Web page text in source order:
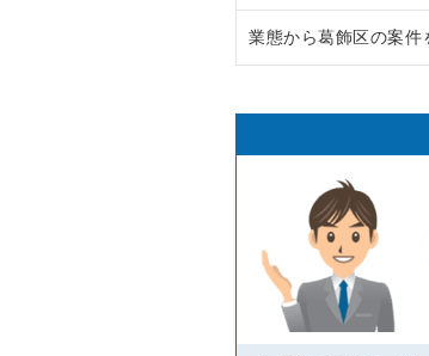
渋谷区の飲食店の居
新宿区の飲食店の
葛飾区の飲食店の
中央区の飲食店の居
江東区の飲食店の
東京23区のラーメン
東京23区のイタリ
東京23区の中華の
東京23区のそば・う
東京23区の寿司の
業態から葛飾区の案件
葛飾区のイタリア
葛飾区の中華の居
葛飾区の寿司の居抜
葛飾区の鉄板焼き